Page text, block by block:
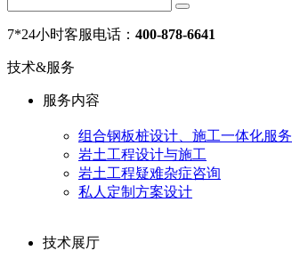
7*24小时客服电话： 400-878-6641
技术&服务
服务内容
组合钢板桩设计、施工一体化服务
岩土工程设计与施工
岩土工程疑难杂症咨询
私人定制方案设计
技术展厅